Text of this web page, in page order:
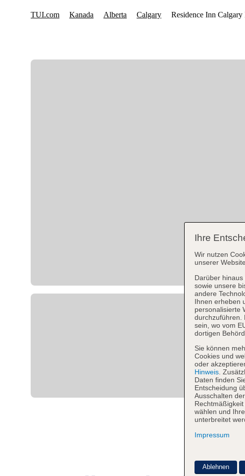
Ihre
Wir nutzen
unserer
Darüber hinaus
sowie unsere
andere
Ihnen erheben
personalisierte
durchzuführen.
sein, wo vom
dortigen
Sie können
Cookies und
oder
Hinweis .
Daten finden
Entscheidung
Ausschalten
wählen und
unterbreitet
Impressum
Ablehnen